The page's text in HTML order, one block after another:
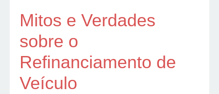
Mitos e Verdades
sobre o
Refinanciamento de
Veículo